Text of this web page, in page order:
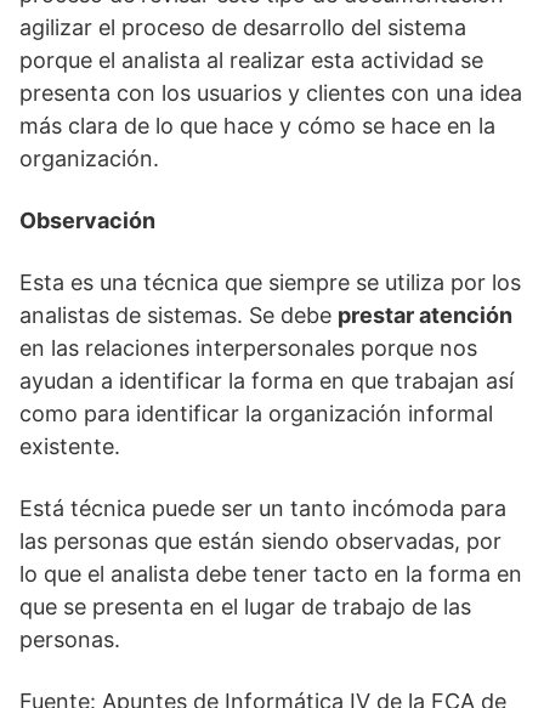
agilizar el proceso de desarrollo del sistema
porque el analista al realizar esta actividad se
presenta con los usuarios y clientes con una idea
más clara de lo que hace y cómo se hace en la
organización.
Observación
Esta es una técnica que siempre se utiliza por los
analistas de sistemas. Se debe prestar atención
en las relaciones interpersonales porque nos
ayudan a identificar la forma en que trabajan así
como para identificar la organización informal
existente.
Está técnica puede ser un tanto incómoda para
las personas que están siendo observadas, por
lo que el analista debe tener tacto en la forma en
que se presenta en el lugar de trabajo de las
personas.
Fuente: Apuntes de Informática IV de la FCA de